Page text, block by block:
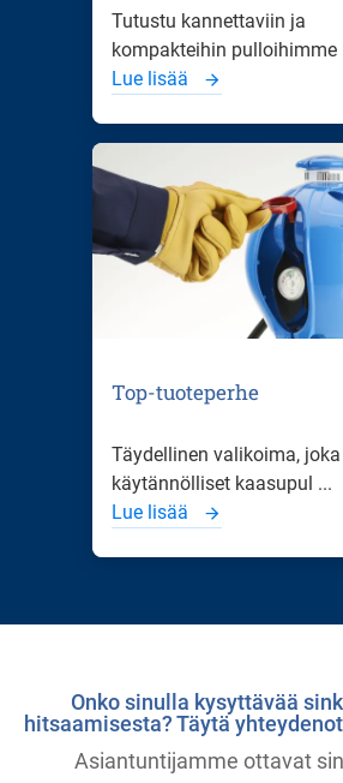
Tutustu kannettaviin ja
kompakteihin pulloihimme
Lue lisää
Top-tuoteperhe
Täydellinen valikoima,
käytännölliset kaasupul ...
Lue lisää
Onko sinulla kysyttävää
hitsaamisesta? Täytä
Asiantuntijamme ottavat